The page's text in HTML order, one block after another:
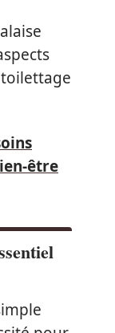
être